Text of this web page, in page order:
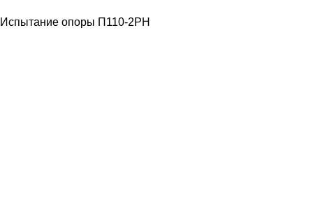
Испытание опоры П110-2РН